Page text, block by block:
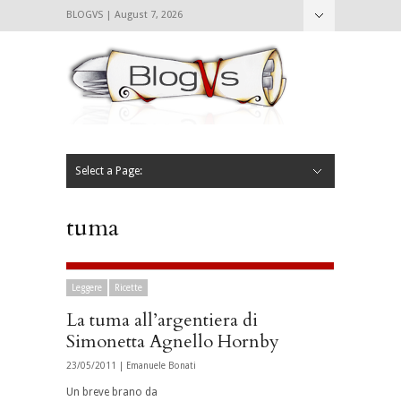
BLOGVS | August 7, 2026
Select a Page:
tuma
Leggere Ricette
La tuma all’argentiera di
Simonetta Agnello Hornby
23/05/2011 | Emanuele Bonati
Un breve brano da